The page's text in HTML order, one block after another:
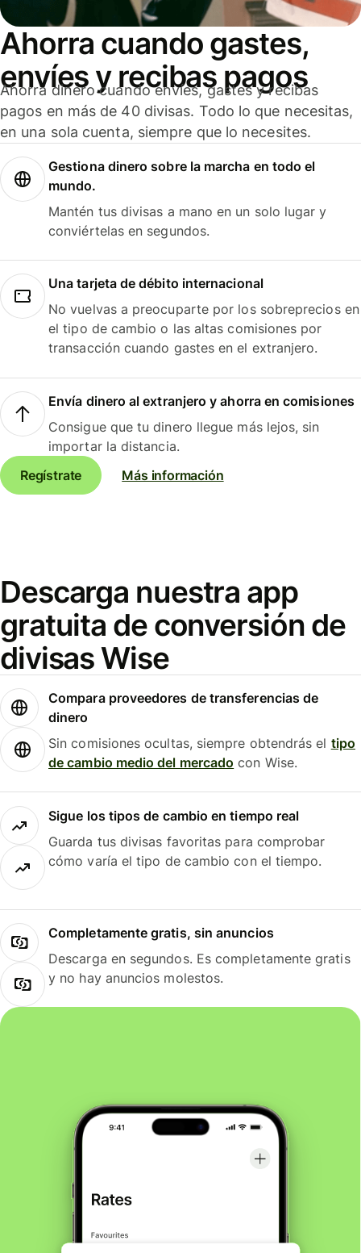
Ahorra cuando gastes,
envíes y recibas pagos
Ahorra dinero cuando envíes, gastes y recibas
pagos en más de 40 divisas. Todo lo que necesitas,
en una sola cuenta, siempre que lo necesites.
Gestiona dinero sobre la marcha en todo el
mundo.
Mantén tus divisas a mano en un solo lugar y
conviértelas en segundos.
Una tarjeta de débito internacional
No vuelvas a preocuparte por los sobreprecios en
el tipo de cambio o las altas comisiones por
transacción cuando gastes en el extranjero.
Envía dinero al extranjero y ahorra en comisiones
Consigue que tu dinero llegue más lejos, sin
importar la distancia.
Regístrate
Más información
Descarga nuestra app
gratuita de conversión de
divisas Wise
Compara proveedores de transferencias de
dinero
Sin comisiones ocultas, siempre obtendrás el tipo
de cambio medio del mercado con Wise.
Sigue los tipos de cambio en tiempo real
Guarda tus divisas favoritas para comprobar
cómo varía el tipo de cambio con el tiempo.
Completamente gratis, sin anuncios
Descarga en segundos. Es completamente gratis
y no hay anuncios molestos.